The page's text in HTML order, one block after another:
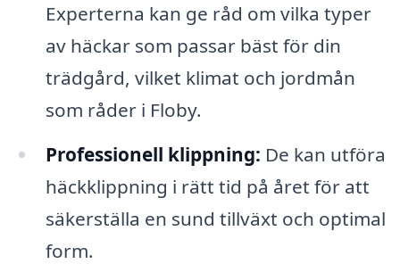
Experterna kan ge råd om vilka typer
av häckar som passar bäst för din
trädgård, vilket klimat och jordmån
som råder i Floby.
Professionell klippning: De kan utföra
häckklippning i rätt tid på året för att
säkerställa en sund tillväxt och optimal
form.